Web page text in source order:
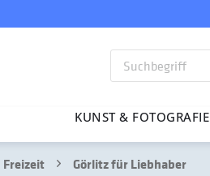
KUNST & FOTO­GRAFIE
Freizeit Görlitz für Liebhaber